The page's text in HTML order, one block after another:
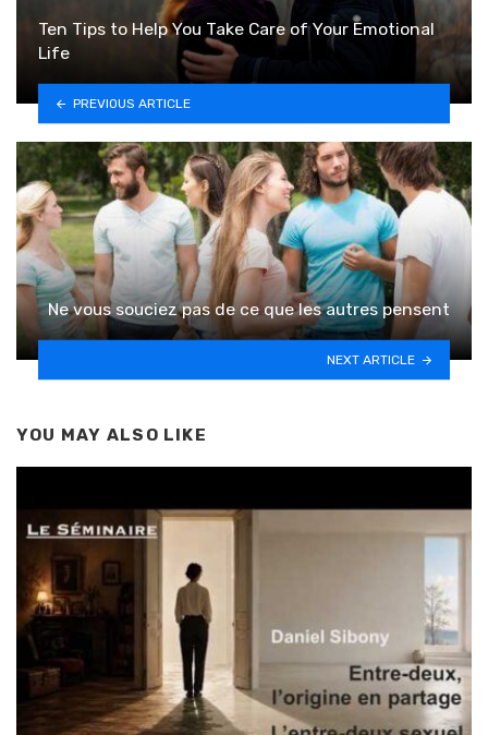
Ten Tips to Help You Take Care of Your Emotional
Life
PREVIOUS ARTICLE
Ne vous souciez pas de ce que les autres pensent
NEXT ARTICLE
YOU MAY ALSO LIKE